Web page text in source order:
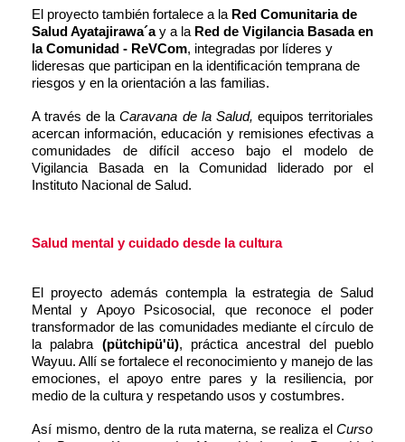
El proyecto también fortalece a la Red Comunitaria de
Salud Ayatajirawa´ay a la Red de Vigilancia Basada en
la Comunidad - ReVCom, integradas por líderes y
lideresas que participan en la identificación temprana de
riesgos y en la orientación a las familias.
A través de laCaravana de la Salud, equipos territoriales
acercan información, educación y remisiones efectivas a
comunidades de difícil acceso bajo el modelo de
Vigilancia Basada en la Comunidad liderado por el
Instituto Nacional de Salud.
Salud mental y cuidado desde lacultura
El proyecto además contempla la estrategia de Salud
Mental y Apoyo Psicosocial, que reconoce el poder
transformador de las comunidades mediante el círculo de
la palabra (pütchipü'ü), práctica ancestral del pueblo
Wayuu. Allí se fortalece el reconocimiento y manejo de las
emociones, el apoyo entre pares y la resiliencia, por
medio de la cultura y respetando usos y costumbres.
Así mismo, dentro de la ruta materna, se realiza el Curso